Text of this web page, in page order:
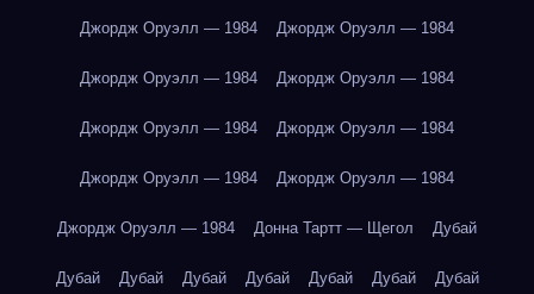
Джордж Оруэлл — 1984 Джордж Оруэлл — 1984
Джордж Оруэлл — 1984 Джордж Оруэлл — 1984
Джордж Оруэлл — 1984 Джордж Оруэлл — 1984
Джордж Оруэлл — 1984 Джордж Оруэлл — 1984
Джордж Оруэлл — 1984 Донна Тартт — Щегол Дубай
Дубай Дубай Дубай Дубай Дубай Дубай Дубай